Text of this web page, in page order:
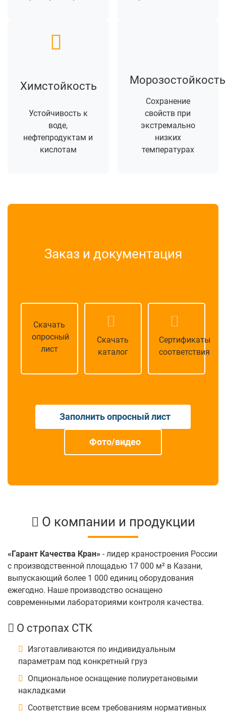
Химстойкость
Устойчивость к
воде,
нефтепродуктам и
кислотам
Морозостойкость
Сохранение
свойств при
экстремально
низких
температурах
Заказ и документация
Скачать
опросный
лист
Скачать
каталог
Сертификаты
соответствия
Заполнить опросный лист
Фото/видео
О компании и продукции
«Гарант Качества Кран» - лидер краностроения России
с производственной площадью 17 000 м² в Казани,
выпускающий более 1 000 единиц оборудования
ежегодно. Наше производство оснащено
современными лабораториями контроля качества.
О стропах СТК
Изготавливаются по индивидуальным
параметрам под конкретный груз
Опциональное оснащение полиуретановыми
накладками
Соответствие всем требованиям нормативных